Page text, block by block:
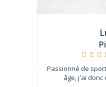
Passionné de
âge, j'ai donc